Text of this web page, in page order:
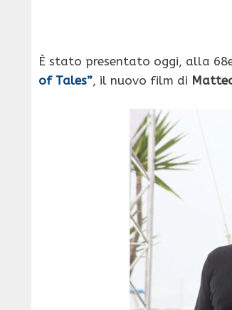
È stato presentato oggi, alla
of Tales”, il nuovo film di